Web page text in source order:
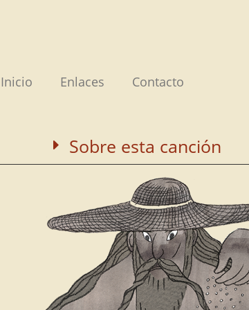
Inicio Enlaces Contacto
Sobre esta canción